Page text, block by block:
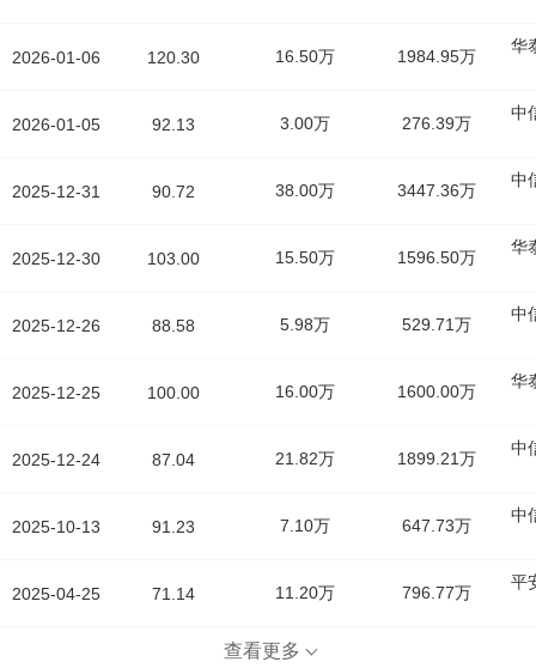
2026-01-06
2026-01-05
2025-12-31
2025-12-30
2025-12-26
2025-12-25
2025-12-24
2025-10-13
2025-04-25
120.30 16.50万 1984.95万
华
92.13 3.00万 276.39万
中
90.72 38.00万 3447.36万
中
103.00 15.50万 1596.50万
华
88.58 5.98万 529.71万
中
100.00 16.00万 1600.00万
华
87.04 21.82万 1899.21万
中
91.23 7.10万 647.73万
中
71.14 11.20万 796.77万
平
查看更多